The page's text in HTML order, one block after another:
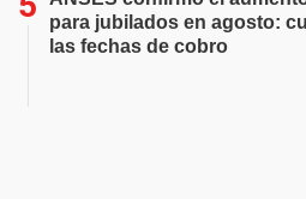
para jubilados en agosto:
las fechas de cobro